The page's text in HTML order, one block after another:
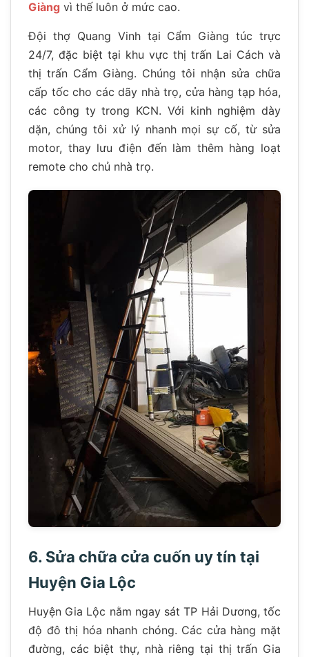
Giàng vì thế luôn ở mức cao.
Đội thợ Quang Vinh tại Cẩm Giàng túc trực
24/7, đặc biệt tại khu vực thị trấn Lai Cách và
thị trấn Cẩm Giàng. Chúng tôi nhận sửa chữa
cấp tốc cho các dãy nhà trọ, cửa hàng tạp hóa,
các công ty trong KCN. Với kinh nghiệm dày
dặn, chúng tôi xử lý nhanh mọi sự cố, từ sửa
motor, thay lưu điện đến làm thêm hàng loạt
remote cho chủ nhà trọ.
6. Sửa chữa cửa cuốn uy tín tại
Huyện Gia Lộc
Huyện Gia Lộc nằm ngay sát TP Hải Dương, tốc
độ đô thị hóa nhanh chóng. Các cửa hàng mặt
đường, các biệt thự, nhà riêng tại thị trấn Gia